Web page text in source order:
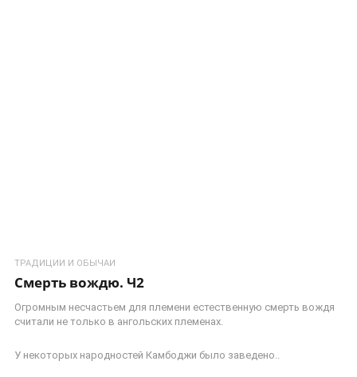
ТРАДИЦИИ И ОБЫЧАИ
Смерть вождю. Ч2
Огромным несчастьем для племени естественную смерть вождя
считали не только в ангольских племенах.
У некоторых народностей Камбоджи было заведено..